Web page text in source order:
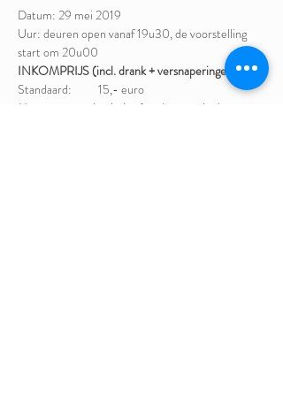
Datum: 29 mei 2019
Uur: deuren open vanaf 19u30, de voorstelling
start om 20u00
INKOMPRIJS (incl. drank + versnaperingen)
Standaard:          15,- euro
Maar je mag ook minder (studenten, deelnemers